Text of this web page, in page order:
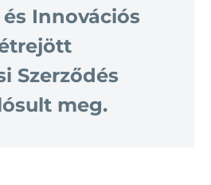
Innovációs
Szerződés
meg.